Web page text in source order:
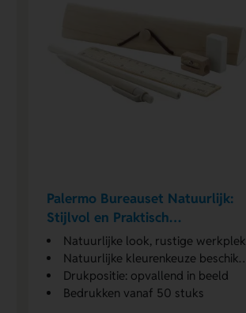
Palermo Bureauset Natuurlijk:
Stijlvol en Praktisch
Schrijfwaren Set
Natuurlijke look, rustige werkplek
Natuurlijke kleurenkeuze beschikbaar
Drukpositie: opvallend in beeld
Bedrukken vanaf 50 stuks